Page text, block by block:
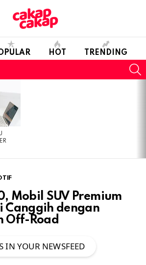
HOT TRENDING
Mobil SUV Premium
Canggih dengan
Off-Road
IN YOUR NEWSFEED